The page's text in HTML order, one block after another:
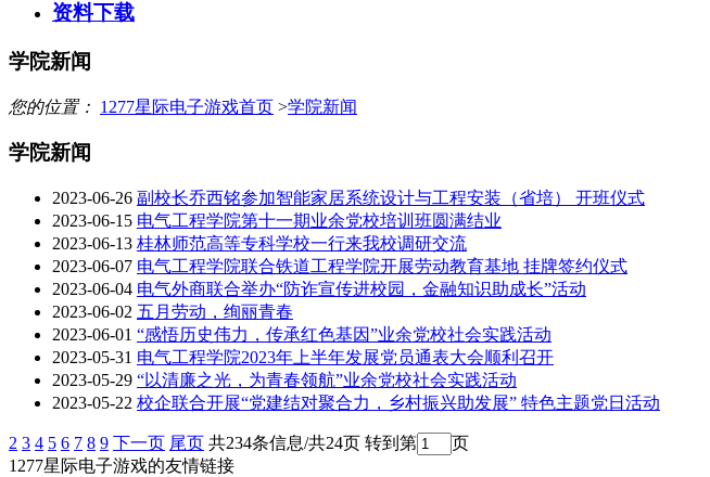
资料下载
学院新闻
您的位置： 1277星际电子游戏首页 >学院新闻
学院新闻
2023-06-26 副校长乔西铭参加智能家居系统设计与工程安装（省培） 开班仪式
2023-06-15 电气工程学院第十一期业余党校培训班圆满结业
2023-06-13 桂林师范高等专科学校一行来我校调研交流
2023-06-07 电气工程学院联合铁道工程学院开展劳动教育基地 挂牌签约仪式
2023-06-04 电气外商联合举办“防诈宣传进校园，金融知识助成长”活动
2023-06-02 五月劳动，绚丽青春
2023-06-01 “感悟历史伟力，传承红色基因”业余党校社会实践活动
2023-05-31 电气工程学院2023年上半年发展党员通表大会顺利召开
2023-05-29 “以清廉之光，为青春领航”业余党校社会实践活动
2023-05-22 校企联合开展“党建结对聚合力，乡村振兴助发展” 特色主题党日活动
2 3 4 5 6 7 8 9 下一页 尾页 共234条信息/共24页 转到第
页
1277星际电子游戏的友情链接